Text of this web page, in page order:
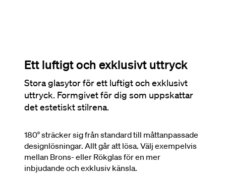
Ett luftigt och exklusivt uttryck
Stora glasytor för ett luftigt och exklusivt
uttryck. Formgivet för dig som uppskattar
det estetiskt stilrena.
180° sträcker sig från standard till måttanpassade
designlösningar. Allt går att lösa. Välj exempelvis
mellan Brons- eller Rökglas för en mer
inbjudande och exklusiv känsla.